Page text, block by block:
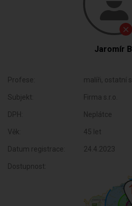
Jaromír
Profese: malíři, ostatní
Subjekt: Firma s.r.o.
DPH: Neplátce
Věk: 45 let
Datum registrace: 24.4.2023
Dostupnost: